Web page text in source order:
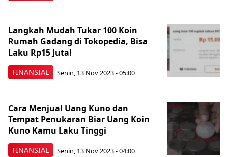
FINANSIAL
Langkah Mudah Tukar 100 Koin
Rumah Gadang di Tokopedia, Bisa
Laku Rp15 Juta!
Senin, 13 Nov 2023 - 05:00
FINANSIAL
Cara Menjual Uang Kuno dan
Tempat Penukaran Biar Uang Koin
Kuno Kamu Laku Tinggi
Senin, 13 Nov 2023 - 04:00